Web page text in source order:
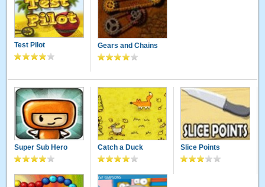
Test Pilot Gears and Chains
Super Sub Hero Catch a Duck Slice Points